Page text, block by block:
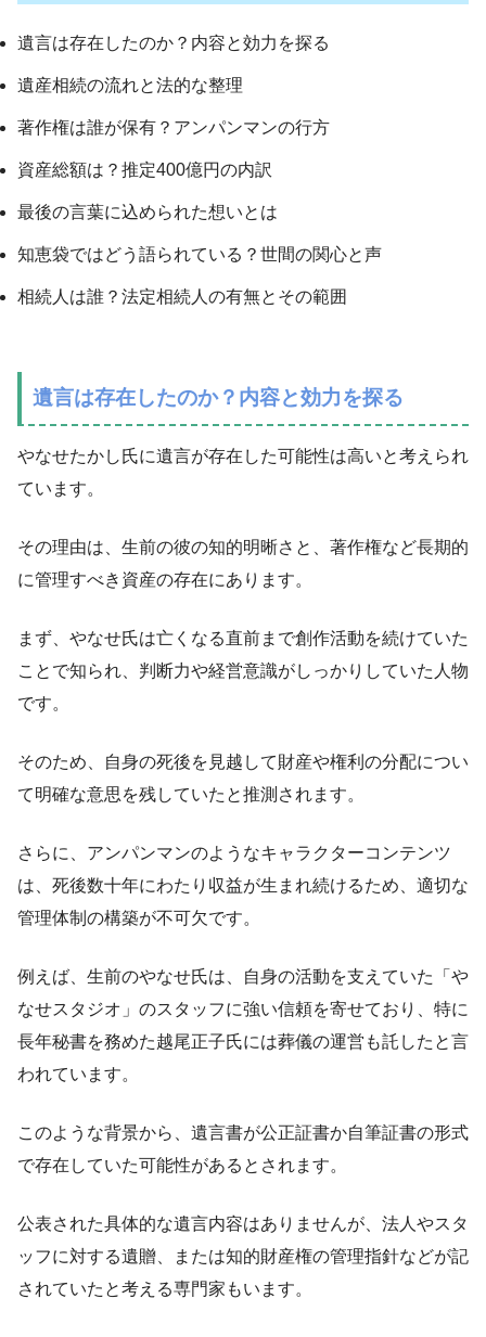
遺言は存在したのか？内容と効力を探る
遺産相続の流れと法的な整理
著作権は誰が保有？アンパンマンの行方
資産総額は？推定400億円の内訳
最後の言葉に込められた想いとは
知恵袋ではどう語られている？世間の関心と声
相続人は誰？法定相続人の有無とその範囲
遺言は存在したのか？内容と効力を探る
やなせたかし氏に遺言が存在した可能性は高いと考えられ
ています。
その理由は、生前の彼の知的明晰さと、著作権など長期的
に管理すべき資産の存在にあります。
まず、やなせ氏は亡くなる直前まで創作活動を続けていた
ことで知られ、判断力や経営意識がしっかりしていた人物
です。
そのため、自身の死後を見越して財産や権利の分配につい
て明確な意思を残していたと推測されます。
さらに、アンパンマンのようなキャラクターコンテンツ
は、死後数十年にわたり収益が生まれ続けるため、適切な
管理体制の構築が不可欠です。
例えば、生前のやなせ氏は、自身の活動を支えていた「や
なせスタジオ」のスタッフに強い信頼を寄せており、特に
長年秘書を務めた越尾正子氏には葬儀の運営も託したと言
われています。
このような背景から、遺言書が公正証書か自筆証書の形式
で存在していた可能性があるとされます。
公表された具体的な遺言内容はありませんが、法人やスタ
ッフに対する遺贈、または知的財産権の管理指針などが記
されていたと考える専門家もいます。